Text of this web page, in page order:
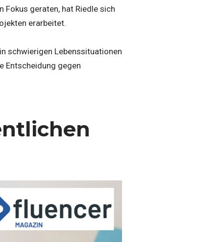
Fokus geraten, hat Riedle sich
erarbeitet.
schwierigen Lebenssituationen
Entscheidung gegen